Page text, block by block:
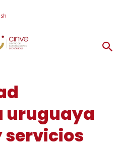
uruguaya
servicios